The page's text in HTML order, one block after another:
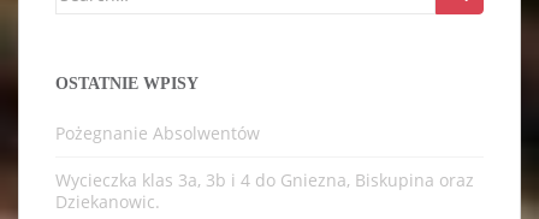
OSTATNIE WPISY
Pożegnanie Absolwentów
Wycieczka klas 3a, 3b i 4 do Gniezna, Biskupina oraz
Dziekanowic.